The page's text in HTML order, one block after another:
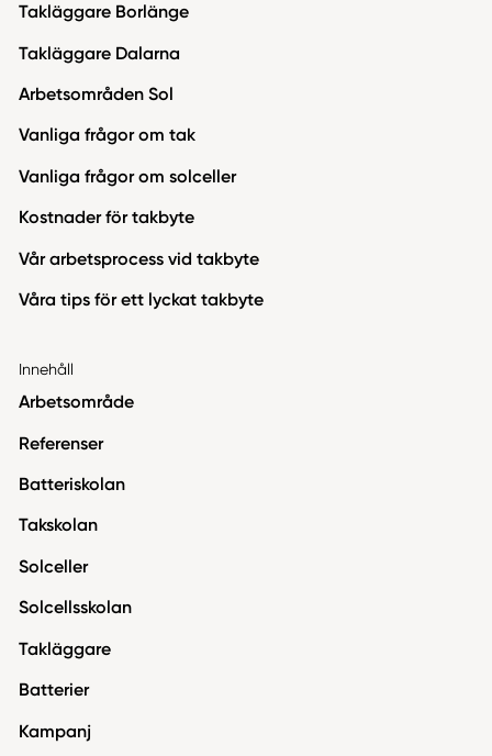
Takläggare Borlänge
Takläggare Dalarna
Arbetsområden Sol
Vanliga frågor om tak
Vanliga frågor om solceller
Kostnader för takbyte
Vår arbetsprocess vid takbyte
Våra tips för ett lyckat takbyte
Innehåll
Arbetsområde
Referenser
Batteriskolan
Takskolan
Solceller
Solcellsskolan
Takläggare
Batterier
Kampanj